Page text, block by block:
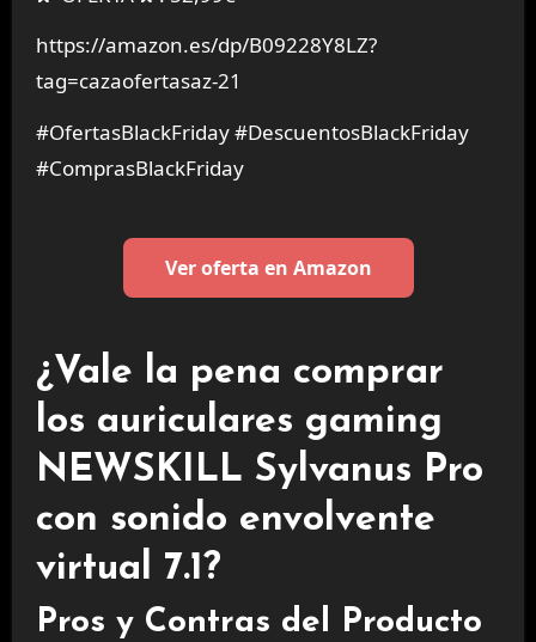
https://amazon.es/dp/B09228Y8LZ?
tag=cazaofertasaz-21
#OfertasBlackFriday #DescuentosBlackFriday
#ComprasBlackFriday
Ver oferta en Amazon
¿Vale la pena comprar
los auriculares gaming
NEWSKILL Sylvanus Pro
con sonido envolvente
virtual 7.1?
Pros y Contras del Producto